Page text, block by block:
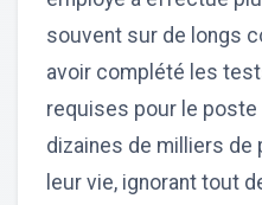
souvent sur de longs
avoir complété les
requises pour le poste
dizaines de milliers de
leur vie, ignorant tout